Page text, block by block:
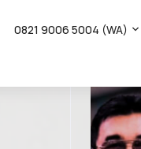
0821 9006 5004 (WA)